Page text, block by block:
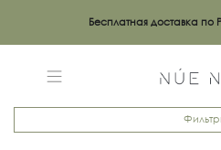
Бесплатная доставка по